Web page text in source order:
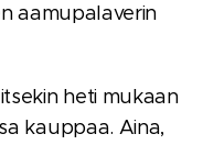
aamupalaverin
heti mukaan
kauppaa. Aina,